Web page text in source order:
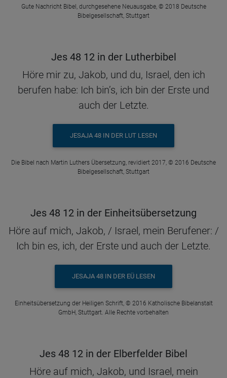
Gute Nachricht Bibel, durchgesehene Neuausgabe, © 2018 Deutsche
Bibelgesellschaft, Stuttgart
Jes 48 12 in der Lutherbibel
Höre mir zu, Jakob, und du, Israel, den ich
berufen habe: Ich bin’s, ich bin der Erste und
auch der Letzte.
JESAJA 48 IN DER LUT LESEN
Die Bibel nach Martin Luthers Übersetzung, revidiert 2017, © 2016 Deutsche
Bibelgesellschaft, Stuttgart
Jes 48 12 in der Einheitsübersetzung
Höre auf mich, Jakob, / Israel, mein Berufener: /
Ich bin es, ich, der Erste und auch der Letzte.
JESAJA 48 IN DER EÜ LESEN
Einheitsübersetzung der Heiligen Schrift, © 2016 Katholische Bibelanstalt
GmbH, Stuttgart. Alle Rechte vorbehalten
Jes 48 12 in der Elberfelder Bibel
Höre auf mich, Jakob, und Israel, mein